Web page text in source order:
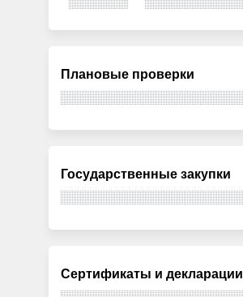
Плановые проверки
Государственные закупки
Сертификаты и декларации